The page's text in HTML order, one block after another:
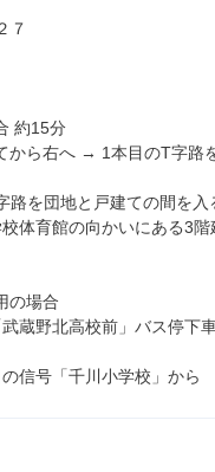
７
約15分
から右へ → 1本目のT字路
を団地と戸建ての間を入
体育館の向かいにある3階
の場合
蔵野北高校前」バス停下
信号「千川小学校」から